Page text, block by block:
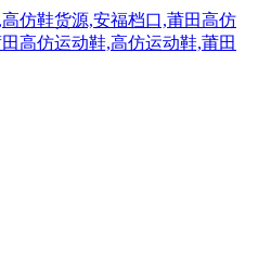
仿鞋货源,安福档口,莆田高仿
高仿运动鞋,高仿运动鞋,莆田